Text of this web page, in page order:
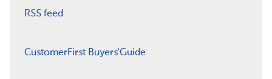
RSS feed
CustomerFirst Buyers'Guide